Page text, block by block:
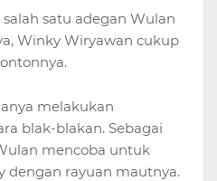
satu adegan Wulan
Winky Wiryawan cukup
melakukan
blak-blakan. Sebagai
mencoba untuk
dengan rayuan mautnya.